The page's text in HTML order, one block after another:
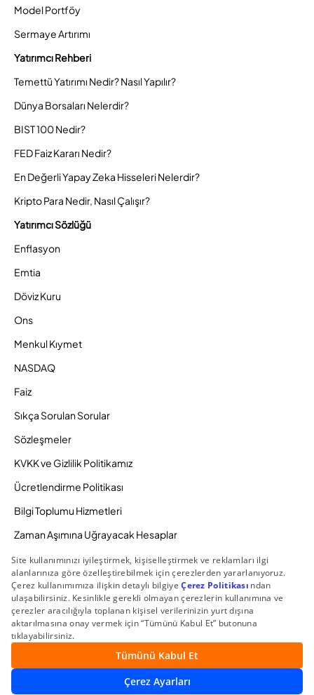
Model Portföy
Sermaye Artırımı
Yatırımcı Rehberi
Temettü Yatırımı Nedir? Nasıl Yapılır?
Dünya Borsaları Nelerdir?
BIST 100 Nedir?
FED Faiz Kararı Nedir?
En Değerli Yapay Zeka Hisseleri Nelerdir?
Kripto Para Nedir, Nasıl Çalışır?
Yatırımcı Sözlüğü
Enflasyon
Emtia
Döviz Kuru
Ons
Menkul Kıymet
NASDAQ
Faiz
Sıkça Sorulan Sorular
Sözleşmeler
KVKK ve Gizlilik Politikamız
Ücretlendirme Politikası
Bilgi Toplumu Hizmetleri
Zaman Aşımına Uğrayacak Hesaplar
Duyurular ve Kampanyalar
© 2026 Gedik Yatırım Menkul Değerler AŞ. Tüm Hakları